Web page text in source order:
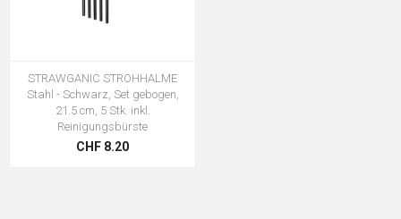
STRAWGANIC STROHHALME
Stahl - Schwarz, Set gebogen,
21.5 cm, 5 Stk. inkl.
Reinigungsbürste
CHF 8.20